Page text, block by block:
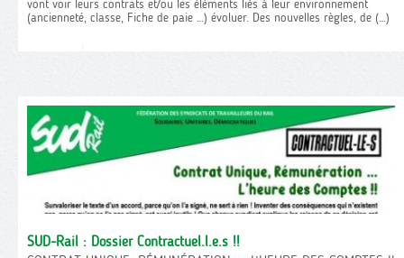
vont voir leurs contrats et/ou les éléments liés à leur environnement
(ancienneté, classe, Fiche de paie …) évoluer. Des nouvelles règles, de (…)
SUD-Rail : Dossier Contractuel.l.e.s !!